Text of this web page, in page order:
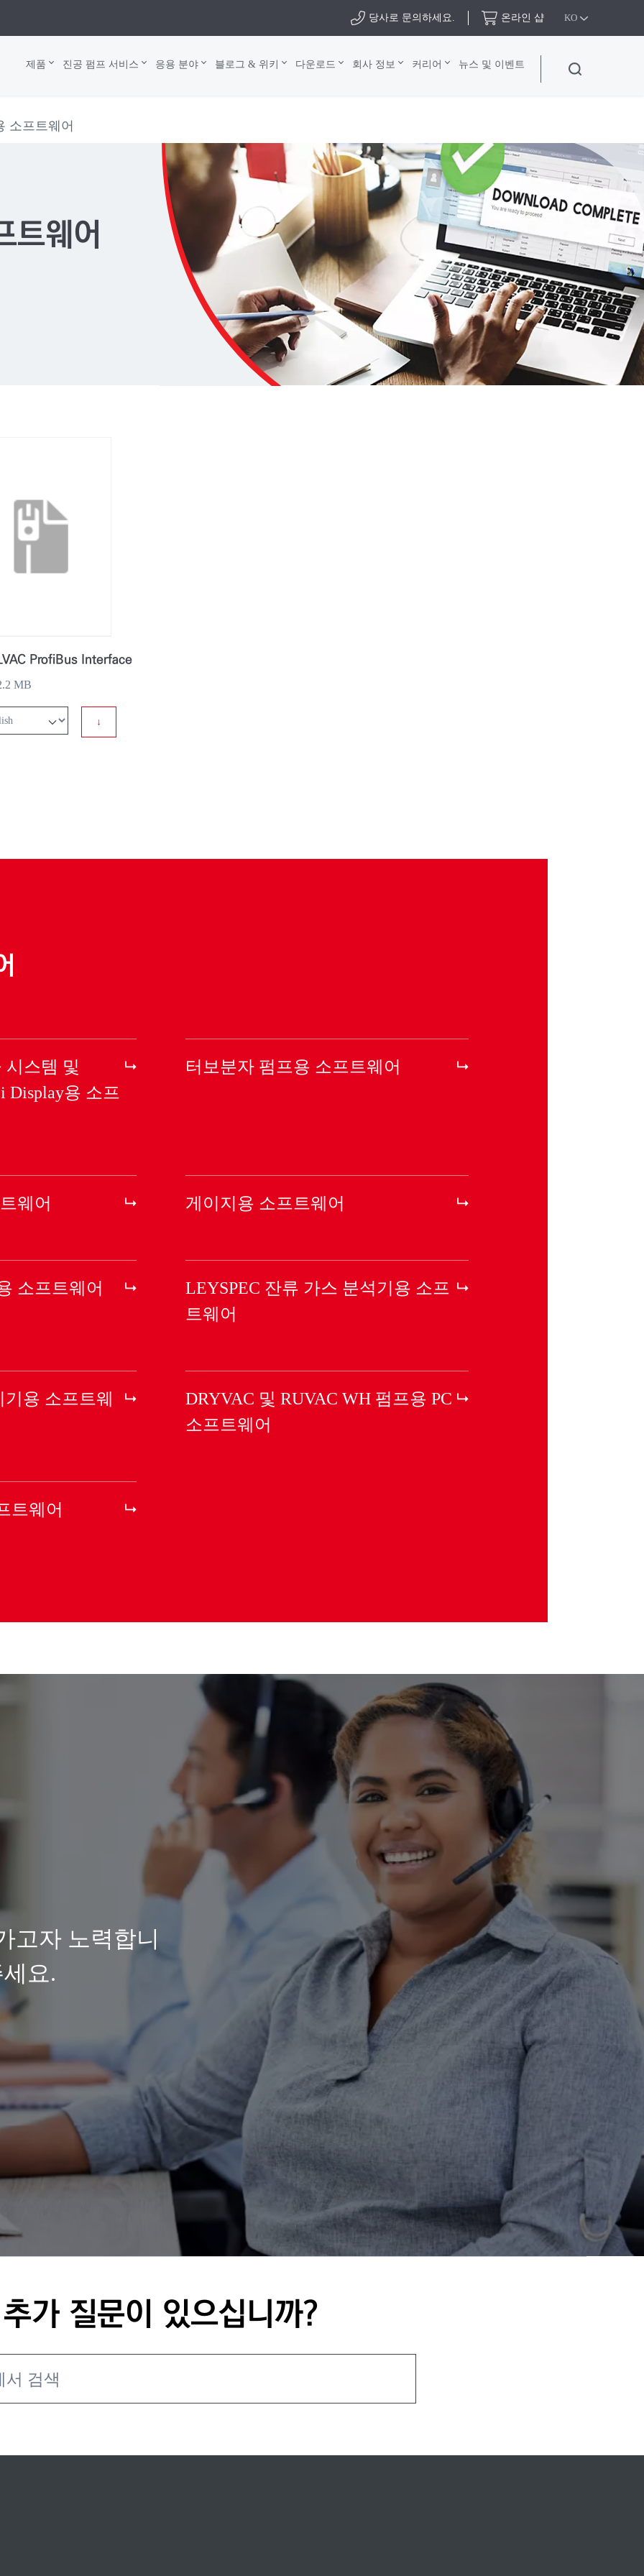
당사로 문의하세요. 온라인 샵 KO
제품 진공 펌프 서비스 응용 분야 블로그 & 위키 다운로드 회사 정보 커리어 뉴스 및 이벤트
소프트웨어
트웨어
ProfiBus Interface
MB
↓
시스템 및
Display용 소프
터보분자 펌프용 소프트웨어
웨어 게이지용 소프트웨어
소프트웨어
LEYSPEC 잔류 가스 분석기용 소프
트웨어
용 소프트웨
DRYVAC 및 RUVAC WH 펌프용 PC
소프트웨어
트웨어
고자 노력합니
요.
추가 질문이 있으십니까?